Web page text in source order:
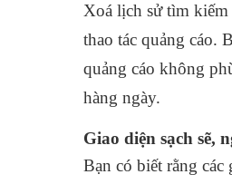
Xoá lịch sử tìm kiếm
thao tác quảng cáo.
quảng cáo không
hàng ngày.
Giao diện sạch sẽ,
Bạn có biết rằng